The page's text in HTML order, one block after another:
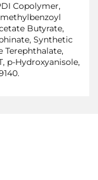
Copolymer,
Butyrate,
Synthetic
Terephthalate,
p-Hydroxyanisole,